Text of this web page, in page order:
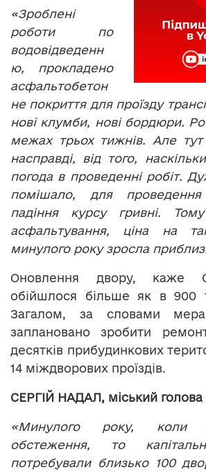
«Зроблені
роботи по
водовідведенн
ю, прокладено
асфальтобетон
не покриття для проїзду
нові клумби, нові бордюри.
межах трьох тижнів. Але
насправді, від того,
погода в проведенні робіт.
помішало, для
падіння курсу гривні.
асфальтування, ціна на
минулого року зросла
Оновлення двору, каже
обійшлося більше як в 900
Загалом, за словами
заплановано зробити
десятків прибудинкових
14 міждворових проїздів.
СЕРГІЙ НАДАЛ, міський голова
«Минулого року, коли
обстеження, то
потребували близько 100